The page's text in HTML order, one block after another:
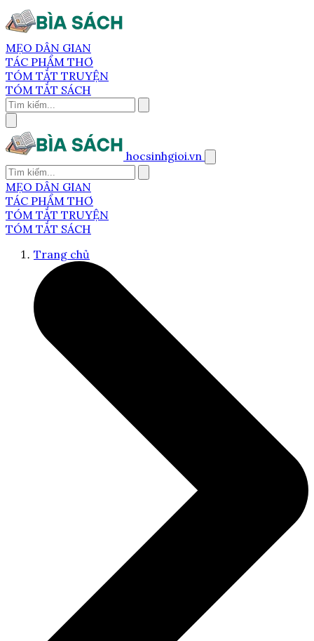
MẸO DÂN GIAN
TÁC PHẨM THƠ
TÓM TẮT TRUYỆN
TÓM TẮT SÁCH
hocsinhgioi.vn
MẸO DÂN GIAN
TÁC PHẨM THƠ
TÓM TẮT TRUYỆN
TÓM TẮT SÁCH
Trang chủ